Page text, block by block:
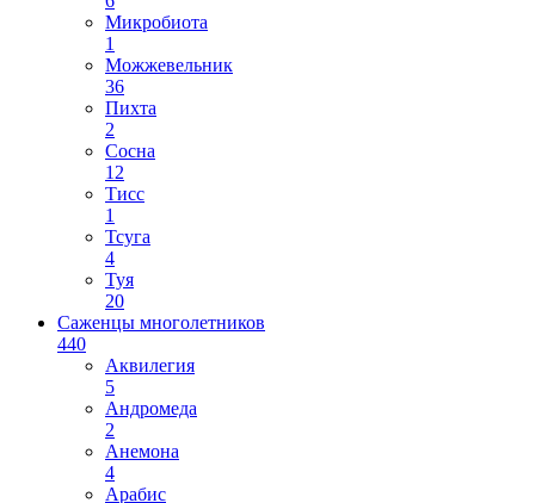
Микробиота
1
Можжевельник
36
Пихта
2
Сосна
12
Тисс
1
Тсуга
4
Туя
20
Саженцы многолетников
440
Аквилегия
5
Андромеда
2
Анемона
4
Арабис